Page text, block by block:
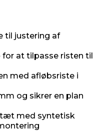
til justering af
at tilpasse risten til
med afløbsriste i
og sikrer en plan
tæt med syntetisk